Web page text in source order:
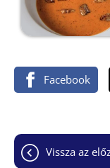
Facebook
vissza az